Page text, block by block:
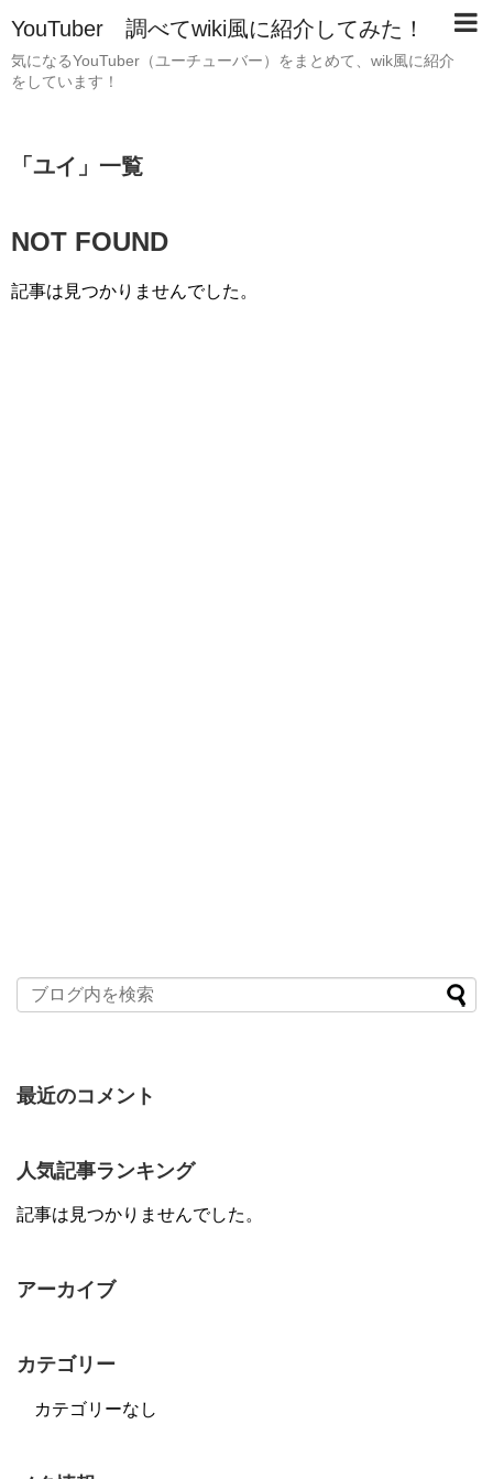
YouTuber 調べてwiki風に紹介してみた！
気になるYouTuber（ユーチューバー）をまとめて、wik風に紹介
をしています！
「 ユイ 」 一覧
NOT FOUND
記事は見つかりませんでした。
最近のコメント
人気記事ランキング
記事は見つかりませんでした。
アーカイブ
カテゴリー
カテゴリーなし